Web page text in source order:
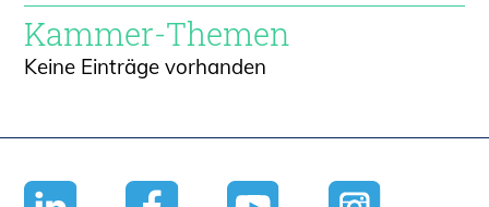
Kammer-Themen
Keine Einträge vorhanden